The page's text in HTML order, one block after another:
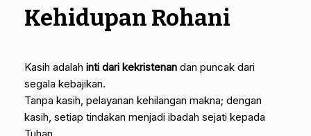
Kehidupan Rohani
Kasih adalah inti dari kekristenan dan puncak dari
segala kebajikan.
Tanpa kasih, pelayanan kehilangan makna; dengan
kasih, setiap tindakan menjadi ibadah sejati kepada
Tuhan.